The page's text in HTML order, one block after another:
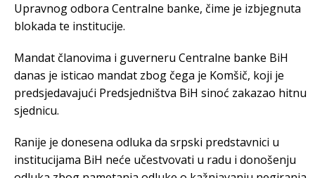
Upravnog odbora Centralne banke, čime je izbjegnuta
blokada te institucije.
Mandat članovima i guverneru Centralne banke BiH
danas je isticao mandat zbog čega je Komšič, koji je
predsjedavajući Predsjedništva BiH sinoć zakazao hitnu
sjednicu.
Ranije je donesena odluka da srpski predstavnici u
institucijama BiH neće učestvovati u radu i donošenju